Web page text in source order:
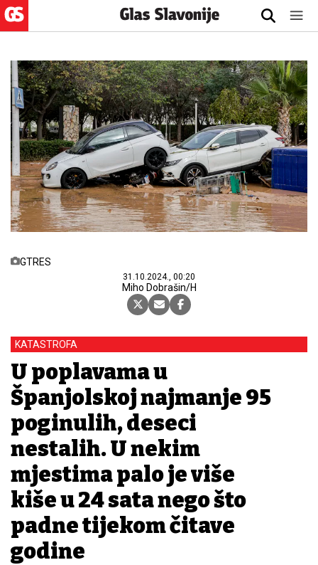
GTRES
31.10.2024., 00:20
Miho Dobrašin/H
KATASTROFA
U poplavama u
Španjolskoj najmanje 95
poginulih, deseci
nestalih. U nekim
mjestima palo je više
kiše u 24 sata nego što
padne tijekom čitave
godine